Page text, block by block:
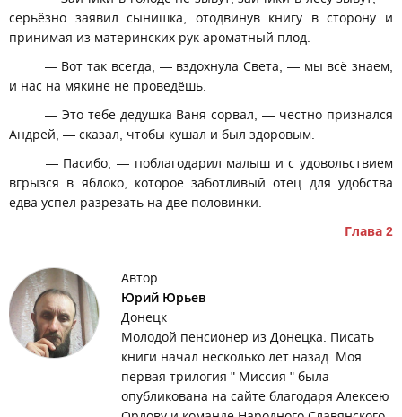
серьёзно заявил сынишка, отодвинув книгу в сторону и
принимая из материнских рук ароматный плод.
— Вот так всегда, — вздохнула Света, — мы всё знаем,
и нас на мякине не проведёшь.
— Это тебе дедушка Ваня сорвал, — честно признался
Андрей, — сказал, чтобы кушал и был здоровым.
— Пасибо, — поблагодарил малыш и с удовольствием
вгрызся в яблоко, которое заботливый отец для удобства
едва успел разрезать на две половинки.
Глава 2
Автор
Юрий Юрьев
Донецк
Молодой пенсионер из Донецка. Писать
книги начал несколько лет назад. Моя
первая трилогия " Миссия " была
опубликована на сайте благодаря Алексею